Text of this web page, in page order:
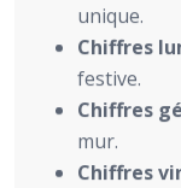
unique.
Chiffres
festive.
Chiffres
mur.
Chiffres